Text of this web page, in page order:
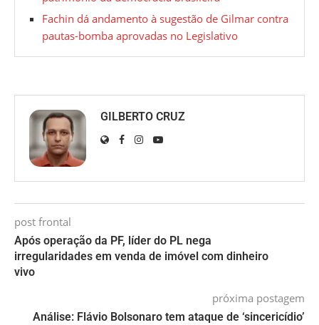
Fachin dá andamento à sugestão de Gilmar contra
pautas-bomba aprovadas no Legislativo
GILBERTO CRUZ
post frontal
Após operação da PF, líder do PL nega
irregularidades em venda de imóvel com dinheiro
vivo
próxima postagem
Análise: Flávio Bolsonaro tem ataque de ‘sincericídio’